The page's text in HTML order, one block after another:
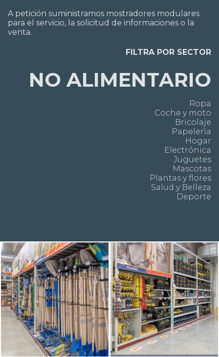
A petición suministramos mostradores modulares
para el servicio, la solicitud de informaciones o la
venta.
FILTRA POR SECTOR
NO ALIMENTARIO
Ropa
Coche y moto
Bricolaje
Papelerìa
Hogar
Electrónica
Juguetes
Mascotas
Plantas y flores
Salud y Belleza
Deporte